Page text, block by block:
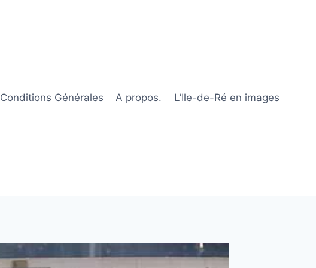
Conditions Générales A propos. L’Ile-de-Ré en images